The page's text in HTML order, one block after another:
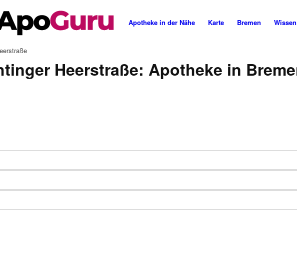
Apotheke in der Nähe Karte Bremen Wissen
Heerstraße: Apotheke in
Cannabis Rezept & Blüten CannaZen.de